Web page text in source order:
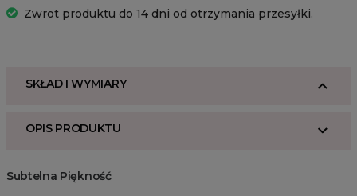
Zwrot produktu do 14 dni od otrzymania przesyłki.
SKŁAD I WYMIARY
OPIS PRODUKTU
Subtelna Piękność